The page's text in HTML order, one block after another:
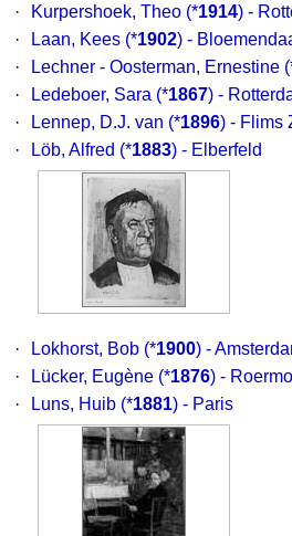
·
Kurpershoek, Theo (*1914) -
·
Laan, Kees (*1902) -
·
Lechner - Oosterman, Ernestine
·
Ledeboer, Sara (*1867) -
·
Lennep, D.J. van (*1896) - Flims
·
Löb, Alfred (*1883) - Elberfeld
· Lokhorst, Bob (*1900) -
·
Lücker, Eugène (*1876) -
·
Luns, Huib (*1881) - Paris